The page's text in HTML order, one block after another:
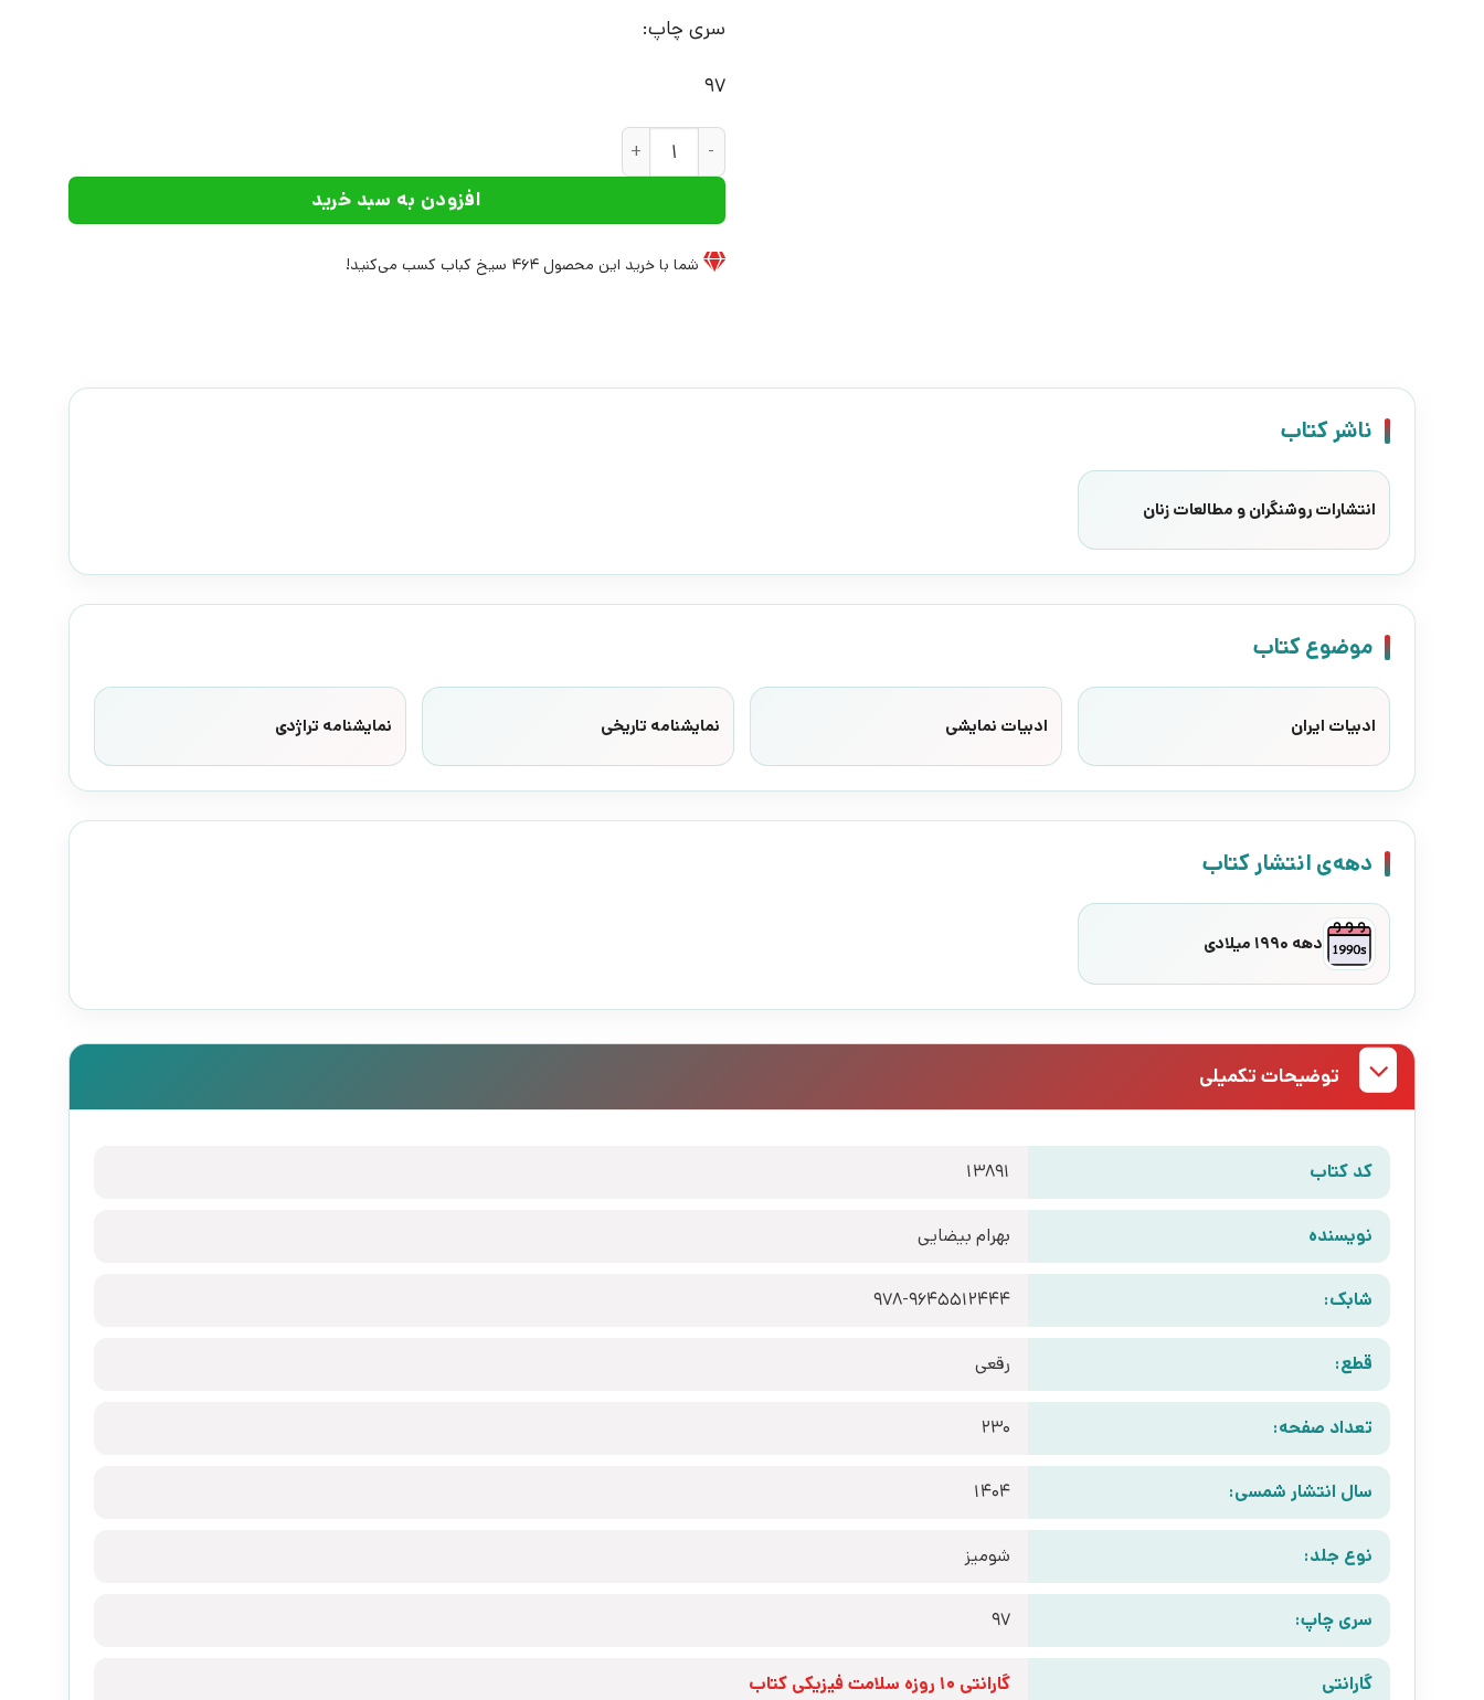
سری چاپ:
97
کتاب سیاوش خوانی | انتشارات روشنگران و مطالعات زنان عدد
افزودن به سبد خرید
شما با خرید این محصول 464 سیخ کباب کسب می‌کنید!
ناشر کتاب
انتشارات روشنگران و مطالعات زنان
موضوع کتاب
ادبیات ایران ادبیات نمایشی نمایشنامه تاریخی نمایشنامه تراژدی
دهه‌ی انتشار کتاب
دهه 1990 میلادی
توضیحات تکمیلی
کد کتاب 13891
نویسنده بهرام بیضایی
شابک: 978-9645512444
قطع: رقعی
تعداد صفحه: 230
سال انتشار شمسی: 1404
نوع جلد: شومیز
سری چاپ: 97
گارانتی گارانتی 10 روزه سلامت فیزیکی کتاب